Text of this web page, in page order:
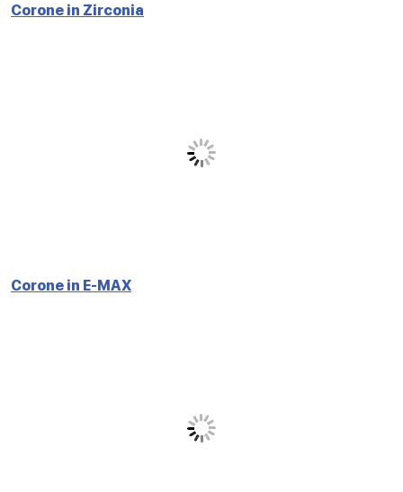
Corone in Zirconia
Corone in E-MAX